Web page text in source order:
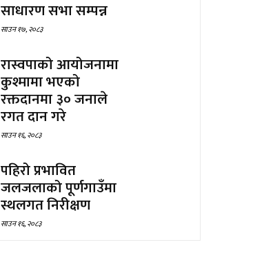
साधारण सभा सम्पन्न
साउन १७, २०८३
रास्वपाको आयोजनामा
कुश्मामा भएको
रक्तदानमा ३० जनाले
रगत दान गरे
साउन १६, २०८३
पहिरो प्रभावित
जलजलाको पूर्णगाउँमा
स्थलगत निरीक्षण
साउन १६, २०८३